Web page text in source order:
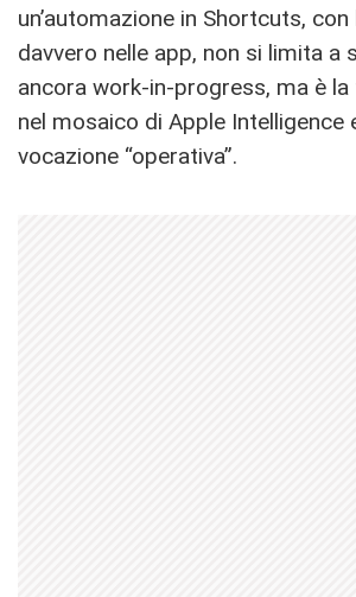
un’automazione in Shortcuts, con
davvero nelle app, non si limita a
ancora work-in-progress, ma è
nel mosaico di Apple Intelligence
vocazione “operativa”.